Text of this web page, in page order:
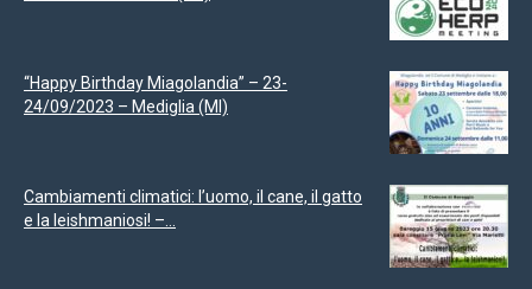
“Happy Birthday Miagolandia” – 23-
24/09/2023 – Mediglia (MI)
Cambiamenti climatici: l’uomo, il cane, il gatto
e la leishmaniosi! –...